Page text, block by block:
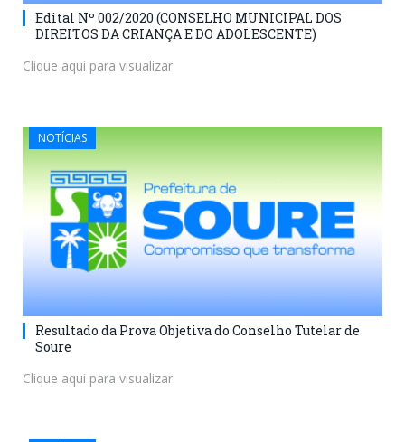
Edital Nº 002/2020 (CONSELHO MUNICIPAL DOS
DIREITOS DA CRIANÇA E DO ADOLESCENTE)
Clique aqui para visualizar
NOTÍCIAS
Resultado da Prova Objetiva do Conselho Tutelar de
Soure
Clique aqui para visualizar